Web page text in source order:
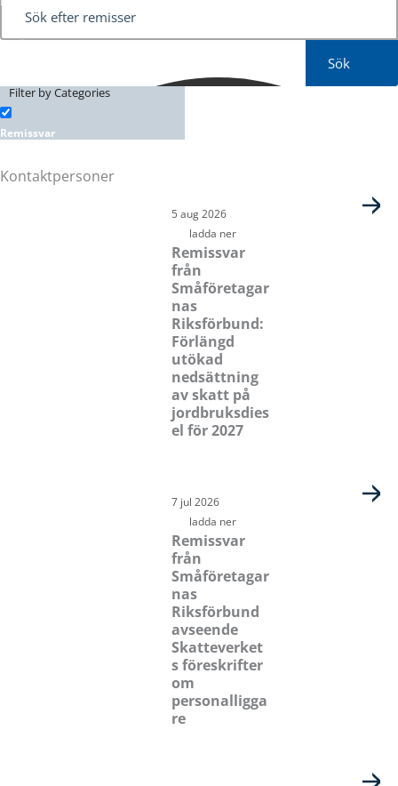
Sök
Filter by Categories
Remissvar
Kontaktpersoner
5 aug 2026
ladda ner
Remissvar
från
Småföretagar
nas
Riksförbund:
Förlängd
utökad
nedsättning
av skatt på
jordbruksdies
el för 2027
7 jul 2026
ladda ner
Remissvar
från
Småföretagar
nas
Riksförbund
avseende
Skatteverket
s föreskrifter
om
personalligga
re